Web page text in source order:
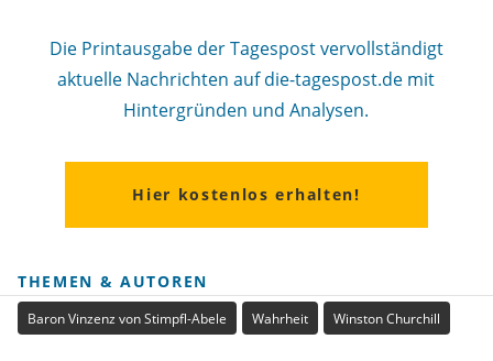
Die Printausgabe der Tagespost vervollständigt
aktuelle Nachrichten auf die-tagespost.de mit
Hintergründen und Analysen.
Hier kostenlos erhalten!
THEMEN & AUTOREN
Baron Vinzenz von Stimpfl-Abele Wahrheit Winston Churchill